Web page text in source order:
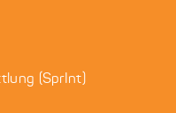
(SprInt)